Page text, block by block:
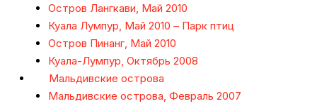
Остров Лангкави, Май 2010
Куала Лумпур, Май 2010 – Парк птиц
Остров Пинанг, Май 2010
Куала-Лумпур, Октябрь 2008
Мальдивские острова
Мальдивские острова, Февраль 2007